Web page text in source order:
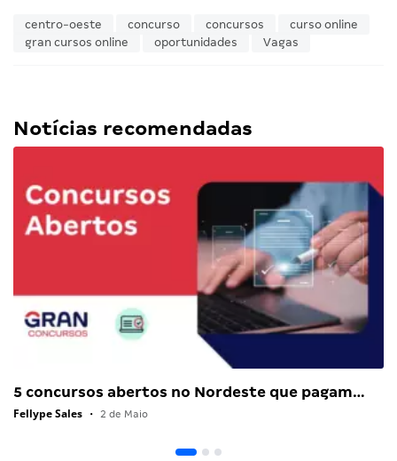
centro-oeste concurso concursos
curso online
gran cursos online
oportunidades Vagas
Notícias recomendadas
5 concursos abertos no Nordeste que pagam…
Fellype Sales • 2 de Maio